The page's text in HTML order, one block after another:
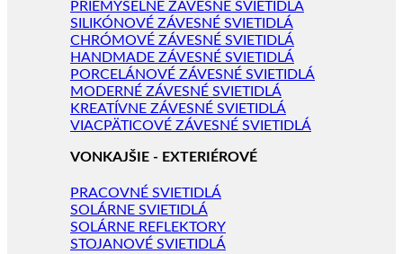
PRIEMYSELNÉ ZÁVESNÉ SVIETIDLÁ
SILIKÓNOVÉ ZÁVESNÉ SVIETIDLÁ
CHRÓMOVÉ ZÁVESNÉ SVIETIDLÁ
HANDMADE ZÁVESNÉ SVIETIDLÁ
PORCELÁNOVÉ ZÁVESNÉ SVIETIDLÁ
MODERNÉ ZÁVESNÉ SVIETIDLÁ
KREATÍVNE ZÁVESNÉ SVIETIDLÁ
VIACPÄTICOVÉ ZÁVESNÉ SVIETIDLÁ
VONKAJŠIE - EXTERIÉROVÉ
PRACOVNÉ SVIETIDLÁ
SOLÁRNE SVIETIDLÁ
SOLÁRNE REFLEKTORY
STOJANOVÉ SVIETIDLÁ